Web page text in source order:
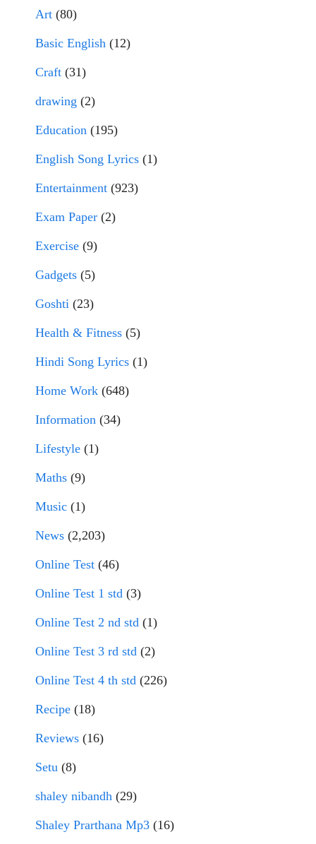
Art (80)
Basic English (12)
Craft (31)
drawing (2)
Education (195)
English Song Lyrics (1)
Entertainment (923)
Exam Paper (2)
Exercise (9)
Gadgets (5)
Goshti (23)
Health & Fitness (5)
Hindi Song Lyrics (1)
Home Work (648)
Information (34)
Lifestyle (1)
Maths (9)
Music (1)
News (2,203)
Online Test (46)
Online Test 1 std (3)
Online Test 2 nd std (1)
Online Test 3 rd std (2)
Online Test 4 th std (226)
Recipe (18)
Reviews (16)
Setu (8)
shaley nibandh (29)
Shaley Prarthana Mp3 (16)